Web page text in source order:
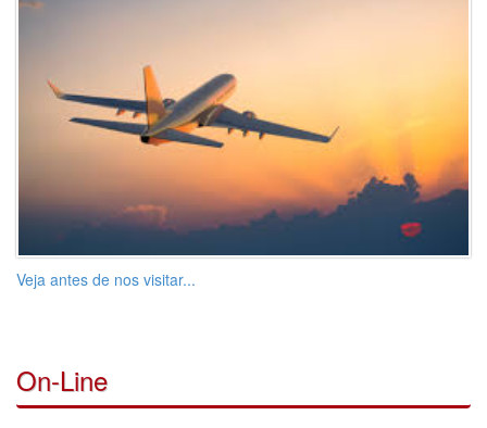
Veja antes de nos visitar...
On-Line